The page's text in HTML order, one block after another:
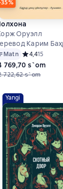
Оруэлл
Карим
Matn Средний
4,415
769,70 s`om
722,62 s`om
Yangi